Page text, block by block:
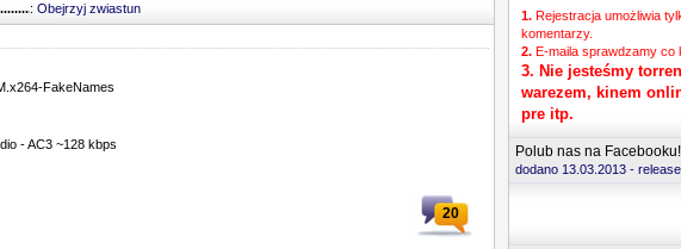
1. Rejestracja umożliwia
komentarzy.
2. E-maila sprawdzamy co
3. Nie jesteśmy
warezem, kinem
pre itp.
Polub nas na Facebooku!
dodano 13.03.2013 -
: Obejrzyj zwiastun
FakeNames
- AC3 ~128 kbps
20